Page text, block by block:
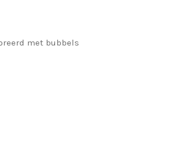
met bubbels